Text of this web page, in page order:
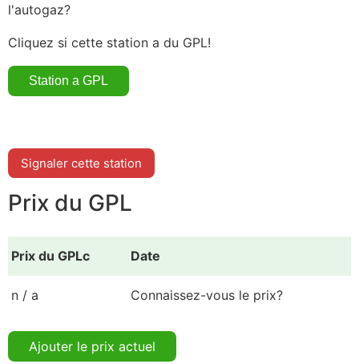
l'autogaz?
Cliquez si cette station a du GPL!
Signaler cette station
Prix du GPL
Prix du GPLc Date
n / a Connaissez-vous le prix?
Ajouter le prix actuel